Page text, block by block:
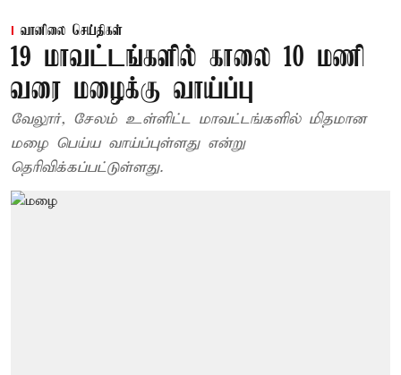
வானிலை செய்திகள்
19 மாவட்டங்களில் காலை 10 மணி
வரை மழைக்கு வாய்ப்பு
வேலூர், சேலம் உள்ளிட்ட மாவட்டங்களில் மிதமான
மழை பெய்ய வாய்ப்புள்ளது என்று
தெரிவிக்கப்பட்டுள்ளது.